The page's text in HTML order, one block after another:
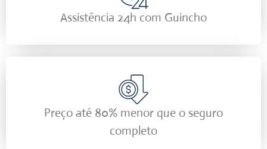
Assistência 24h com Guincho
Preço até 80% menor que o seguro
completo